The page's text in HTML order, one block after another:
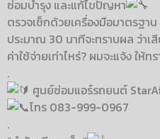
ซ่อมบำรุง และแก้ไขปัญหา
ตรวจเช็กด้วยเครื่องมือมาตรฐาน
ประมาณ 30 นาทีจะทราบผล ว่าเ
ค่าใช้จ่ายเท่าไหร่? ผมจะแจ้ง ให้
.
ศูนย์ซ่อมแอร์รถยนต์
โทร 083-999-0967
.